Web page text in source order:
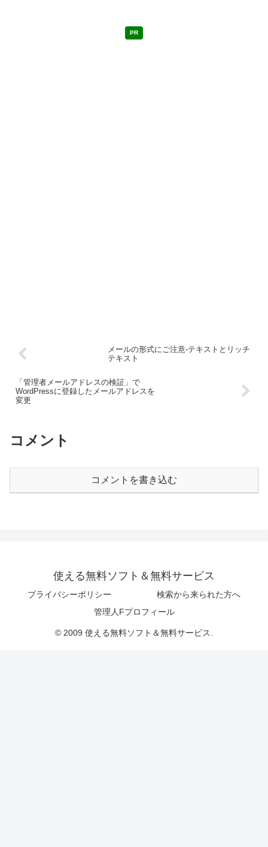
PR
メールの形式にご注意-テキストとリッチ
テキスト
「管理者メールアドレスの検証」で
WordPressに登録したメールアドレスを
変更
コメント
コメントを書き込む
使える無料ソフト＆無料サービス
プライバシーポリシー
検索から来られた方へ
管理人Fプロフィール
© 2009 使える無料ソフト＆無料サービス.